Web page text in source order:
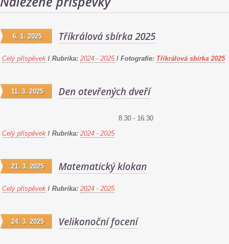
Tříkrálová sbírka 2025
6. 1. 2025
Celý příspěvek / Rubrika: 2024 - 2025 / Fotografie: Tříkrálová sbírka 2025
Den otevřených dveří
11. 3. 2025
8.30 - 16.30
Celý příspěvek / Rubrika: 2024 - 2025
Matematický klokan
21. 3. 2025
Celý příspěvek / Rubrika: 2024 - 2025
Velikonoční focení
24. 3. 2025